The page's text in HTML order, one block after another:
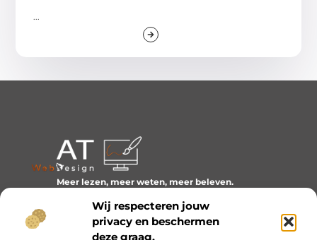
Wij respecteren jouw
privacy en beschermen
deze graag.
Meer lezen, meer weten, meer beleven.
het dagelijks leven boeiend maakt.
Bericht categorie